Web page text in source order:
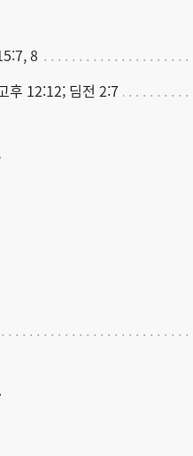
8
후 12:12; 딤전 2:7